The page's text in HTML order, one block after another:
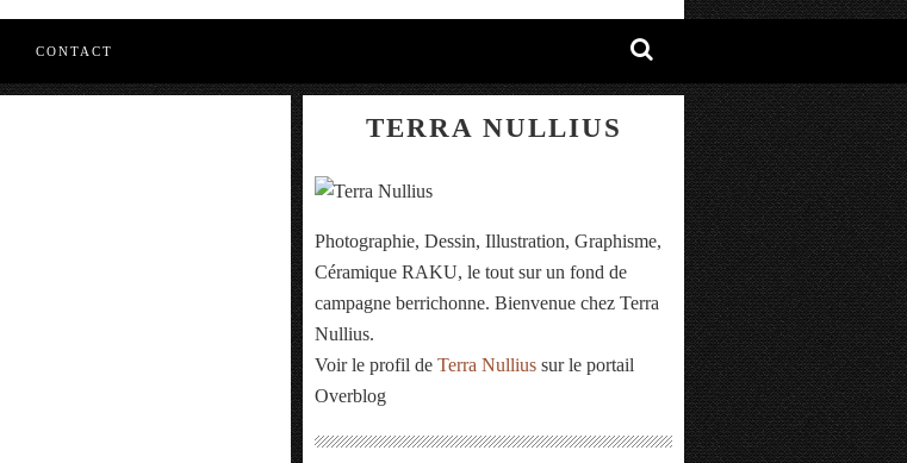
CONTACT
TERRA NULLIUS
Photographie, Dessin, Illustration, Graphisme,
Céramique RAKU, le tout sur un fond de
campagne berrichonne. Bienvenue chez Terra
Nullius.
Voir le profil de Terra Nullius sur le portail
Overblog